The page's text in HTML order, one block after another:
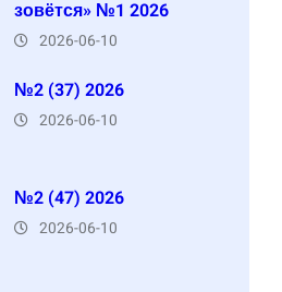
зовётся» №1 2026
2026-06-10
№2 (37) 2026
2026-06-10
№2 (47) 2026
2026-06-10